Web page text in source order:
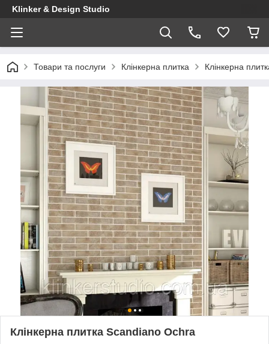
Klinker & Design Studio
Товари та послуги Клінкерна плитка Клінкерна
Клінкерна плитка Scandiano Ochra